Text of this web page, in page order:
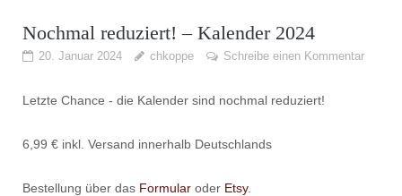
Nochmal reduziert! – Kalender 2024
20. Januar 2024 chkoppe Schreibe einen Kommentar
Letzte Chance - die Kalender sind nochmal reduziert!
6,99 € inkl. Versand innerhalb Deutschlands
Bestellung über das Formularoder Etsy.